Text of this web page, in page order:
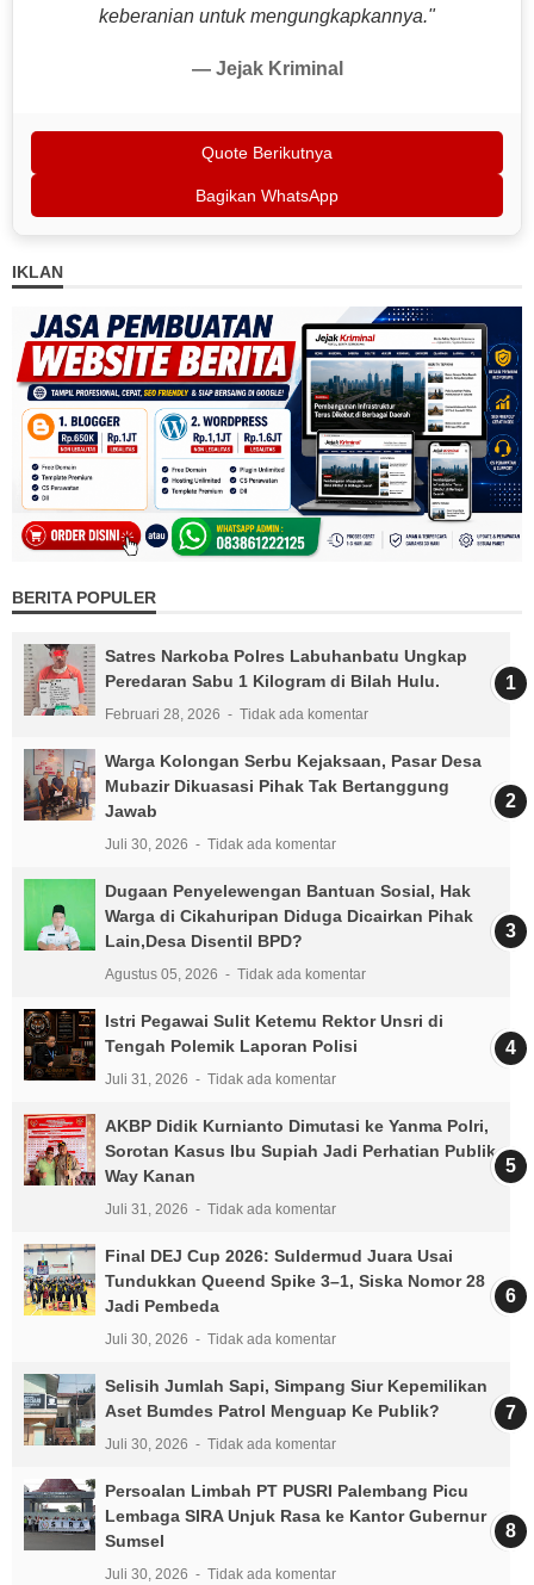
keberanian untuk mengungkapkannya."
— Jejak Kriminal
Quote Berikutnya
Bagikan WhatsApp
IKLAN
BERITA POPULER
Satres Narkoba Polres Labuhanbatu Ungkap
Peredaran Sabu 1 Kilogram di Bilah Hulu.
Februari 28, 2026 Tidak ada komentar
Warga Kolongan Serbu Kejaksaan, Pasar Desa
Mubazir Dikuasasi Pihak Tak Bertanggung
Jawab
Juli 30, 2026 Tidak ada komentar
Dugaan Penyelewengan Bantuan Sosial, Hak
Warga di Cikahuripan Diduga Dicairkan Pihak
Lain,Desa Disentil BPD?
Agustus 05, 2026 Tidak ada komentar
Istri Pegawai Sulit Ketemu Rektor Unsri di
Tengah Polemik Laporan Polisi
Juli 31, 2026 Tidak ada komentar
AKBP Didik Kurnianto Dimutasi ke Yanma Polri,
Sorotan Kasus Ibu Supiah Jadi Perhatian Publik
Way Kanan
Juli 31, 2026 Tidak ada komentar
Final DEJ Cup 2026: Suldermud Juara Usai
Tundukkan Queend Spike 3–1, Siska Nomor 28
Jadi Pembeda
Juli 30, 2026 Tidak ada komentar
Selisih Jumlah Sapi, Simpang Siur Kepemilikan
Aset Bumdes Patrol Menguap Ke Publik?
Juli 30, 2026 Tidak ada komentar
Persoalan Limbah PT PUSRI Palembang Picu
Lembaga SIRA Unjuk Rasa ke Kantor Gubernur
Sumsel
Juli 30, 2026 Tidak ada komentar